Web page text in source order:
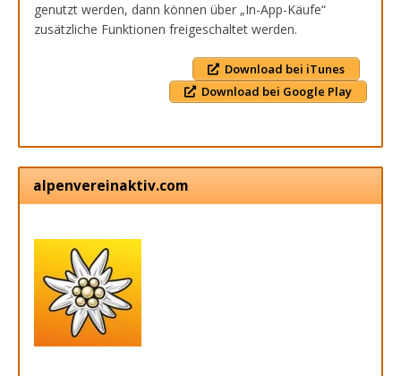
genutzt werden, dann können über „In-App-Käufe“
zusätzliche Funktionen freigeschaltet werden.
Download bei iTunes
Download bei Google Play
alpenvereinaktiv.com